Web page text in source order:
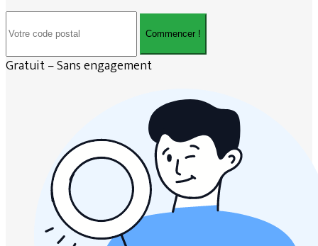
Commencer !
Gratuit – Sans engagement